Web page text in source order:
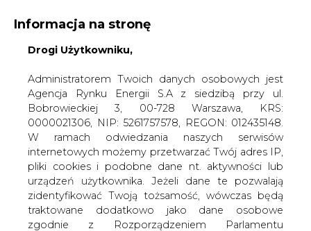
KONTAKT:
WYDAWCA PORTALU:
WYSOKI KONTRAST A A
ZALOGUJ SIĘ
Informacja na stronę
Drogi Użytkowniku,
Administratorem Twoich danych osobowych jest
Agencja Rynku Energii S.A z siedzibą przy ul.
Bobrowieckiej 3, 00-728 Warszawa, KRS:
0000021306, NIP: 5261757578, REGON: 012435148.
W ramach odwiedzania naszych serwisów
internetowych możemy przetwarzać Twój adres IP,
pliki cookies i podobne dane nt. aktywności lub
urządzeń użytkownika. Jeżeli dane te pozwalają
zidentyfikować Twoją tożsamość, wówczas będą
traktowane dodatkowo jako dane osobowe
zgodnie z Rozporządzeniem Parlamentu